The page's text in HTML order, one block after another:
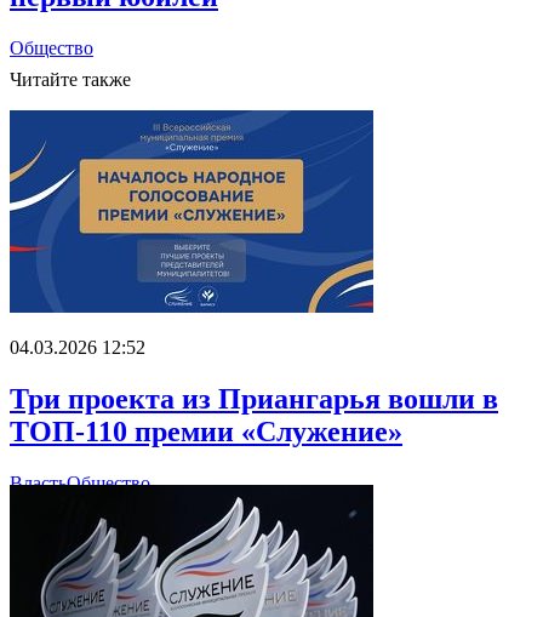
Общество
Читайте также
04.03.2026 12:52
Три проекта из Приангарья вошли в
ТОП-110 премии «Служение»
ВластьОбщество